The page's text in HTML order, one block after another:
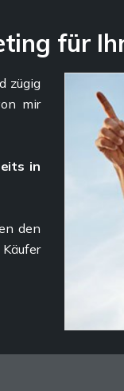
für
zügig
mir
in
den